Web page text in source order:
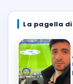
La pagella